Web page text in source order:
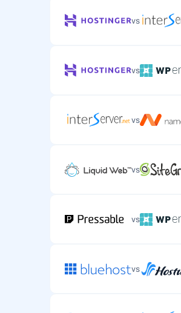
vs
vs
vs
vs
vs
vs